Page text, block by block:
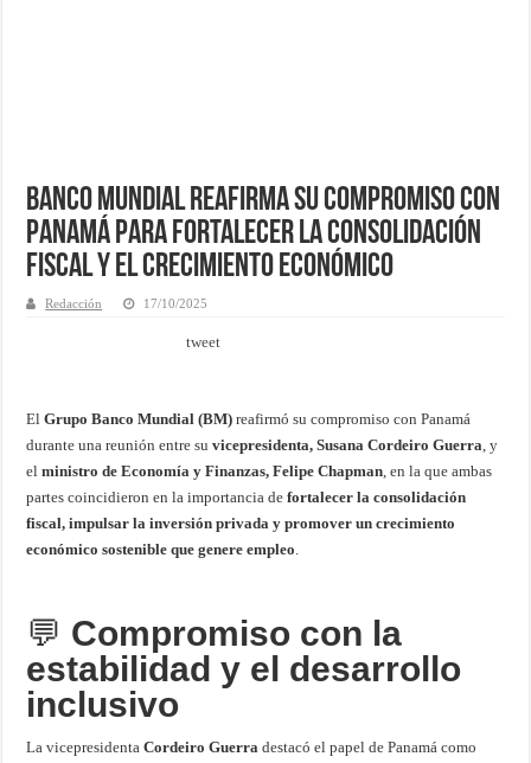
Banco Mundial reafirma su compromiso con
Panamá para fortalecer la consolidación
fiscal y el crecimiento económico
Redacción 17/10/2025
tweet
ElGrupo Banco Mundial (BM) reafirmó su compromiso con Panamá
durante una reunión entre suvicepresidenta, Susana Cordeiro Guerra, y
elministro de Economía y Finanzas, Felipe Chapman, en la que ambas
partes coincidieron en la importancia defortalecer la consolidación
fiscal, impulsar la inversión privada y promover un crecimiento
económico sostenible que genere empleo.
💬 Compromiso con la
estabilidad y el desarrollo
inclusivo
La vicepresidentaCordeiro Guerra destacó el papel de Panamá como